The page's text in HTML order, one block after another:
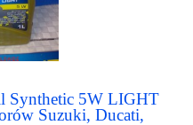
Synthetic 5W LIGHT
Suzuki, Ducati,